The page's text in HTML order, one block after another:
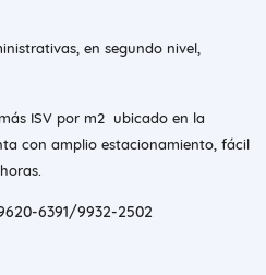
en segundo nivel,
ISV por m2 ubicado en la
con amplio estacionamiento, fácil
6391/9932-2502